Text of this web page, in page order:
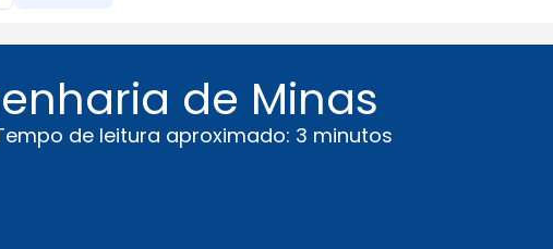
de Minas
de leitura aproximado: 3 minutos